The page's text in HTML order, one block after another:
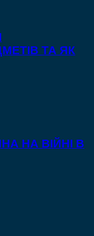
ТА ЯК
НА ВІЙНІ В